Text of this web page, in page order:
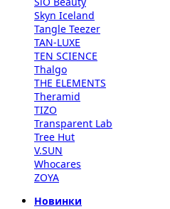
Skyn Iceland
Tangle Teezer
TAN-LUXE
TEN SCIENCE
Thalgo
THE ELEMENTS
Theramid
TIZO
Transparent Lab
Tree Hut
V.SUN
Whocares
ZOYA
Новинки